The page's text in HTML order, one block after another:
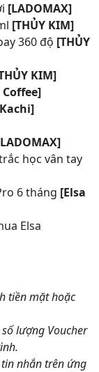
[LADOMAX]
[THỦY KIM]
360 độ [THỦY
KIM]
học vân tay
6 tháng [Elsa
Elsa
tiền mặt hoặc
lượng Voucher
nhắn trên ứng